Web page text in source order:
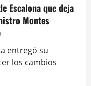
Escalona que deja
Montes
entregó su
los cambios